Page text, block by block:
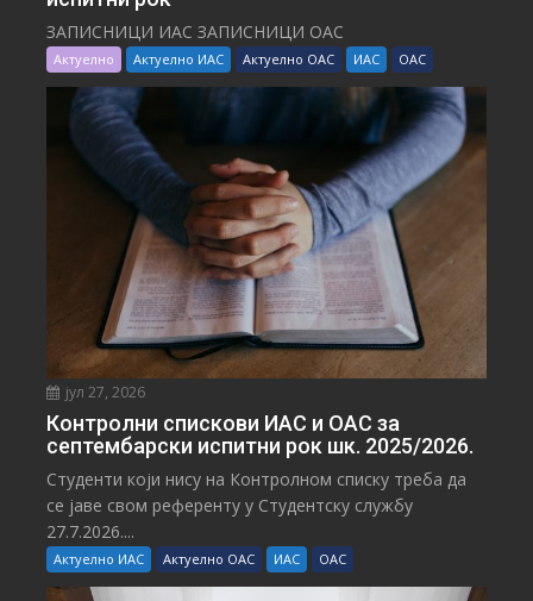
ЗАПИСНИЦИ ИАС ЗАПИСНИЦИ ОАС
Актуелно Актуелно ИАС Актуелно ОАС ИАС ОАС
јул 27, 2026
Контролни спискови ИАС и ОАС за
септембарски испитни рок шк. 2025/2026.
Студенти који нису на Контролном списку треба да
се јаве свом референту у Студентску службу
27.7.2026....
Актуелно ИАС Актуелно ОАС ИАС ОАС